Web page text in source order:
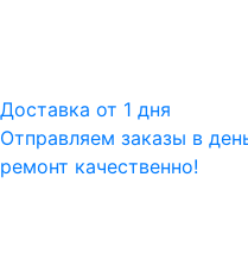
Доставка от 1 дня
Отправляем заказы в
ремонт качественно!